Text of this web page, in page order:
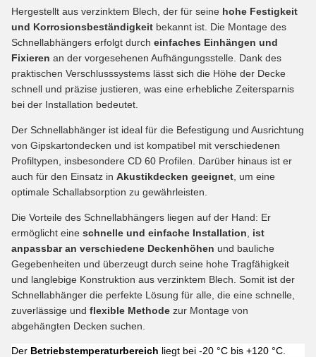
Hergestellt aus verzinktem Blech, der für seine hohe Festigkeit
und Korrosionsbeständigkeit bekannt ist. Die Montage des
Schnellabhängers erfolgt durch einfaches Einhängen und
Fixieren an der vorgesehenen Aufhängungsstelle. Dank des
praktischen Verschlusssystems lässt sich die Höhe der Decke
schnell und präzise justieren, was eine erhebliche Zeitersparnis
bei der Installation bedeutet.
Der Schnellabhänger ist ideal für die Befestigung und Ausrichtung
von Gipskartondecken und ist kompatibel mit verschiedenen
Profiltypen, insbesondere CD 60 Profilen. Darüber hinaus ist er
auch für den Einsatz in Akustikdecken geeignet , um eine
optimale Schallabsorption zu gewährleisten.
Die Vorteile des Schnellabhängers liegen auf der Hand: Er
ermöglicht eine schnelle und einfache Installation
ist
anpassbar an verschiedene Deckenhöhen und bauliche
Gegebenheiten und überzeugt durch seine hohe Tragfähigkeit
und langlebige Konstruktion aus verzinktem Blech. Somit ist der
Schnellabhänger die perfekte Lösung für alle, die eine schnelle,
zuverlässige und flexible Methode zur Montage von
abgehängten Decken suchen.
Der Betriebstemperaturbereich liegt bei -20 °C bis +120 °C.